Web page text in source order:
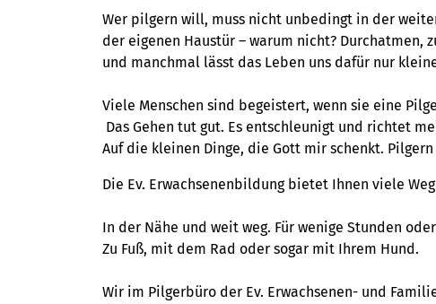
Kulturangebotendas passende Angebot
für sich!
Alle Bildungsangebote
Wer pilgern will, muss nicht unbedingt in der
der eigenen Haustür – warum nicht? Durchatmen,
und manchmal lässt das Leben uns dafür nur
Viele Menschen sind begeistert, wenn sie eine
Das Gehen tut gut. Es entschleunigt und richtet
Auf die kleinen Dinge, die Gott mir schenkt.
Die Ev. Erwachsenenbildung bietet Ihnen viele
In der Nähe und weit weg. Für wenige Stunden
Zu Fuß, mit dem Rad oder sogar mit Ihrem Hund.
Wir im Pilgerbüro der Ev. Erwachsenen- und